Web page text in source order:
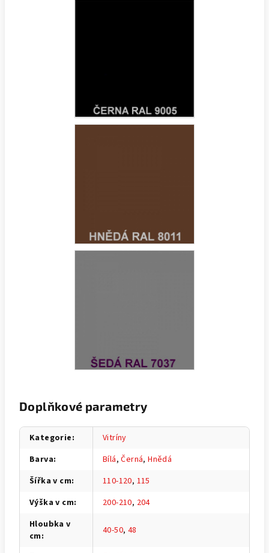
Doplňkové parametry
Kategorie:
Vitríny
Barva: Bílá,Černá,Hnědá
Šířka v cm: 110-120, 115
Výška v cm: 200-210, 204
Hloubka v
cm: 40-50, 48